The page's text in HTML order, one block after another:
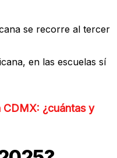
se recorre al tercer
en las escuelas sí
CDMX: ¿cuántas y